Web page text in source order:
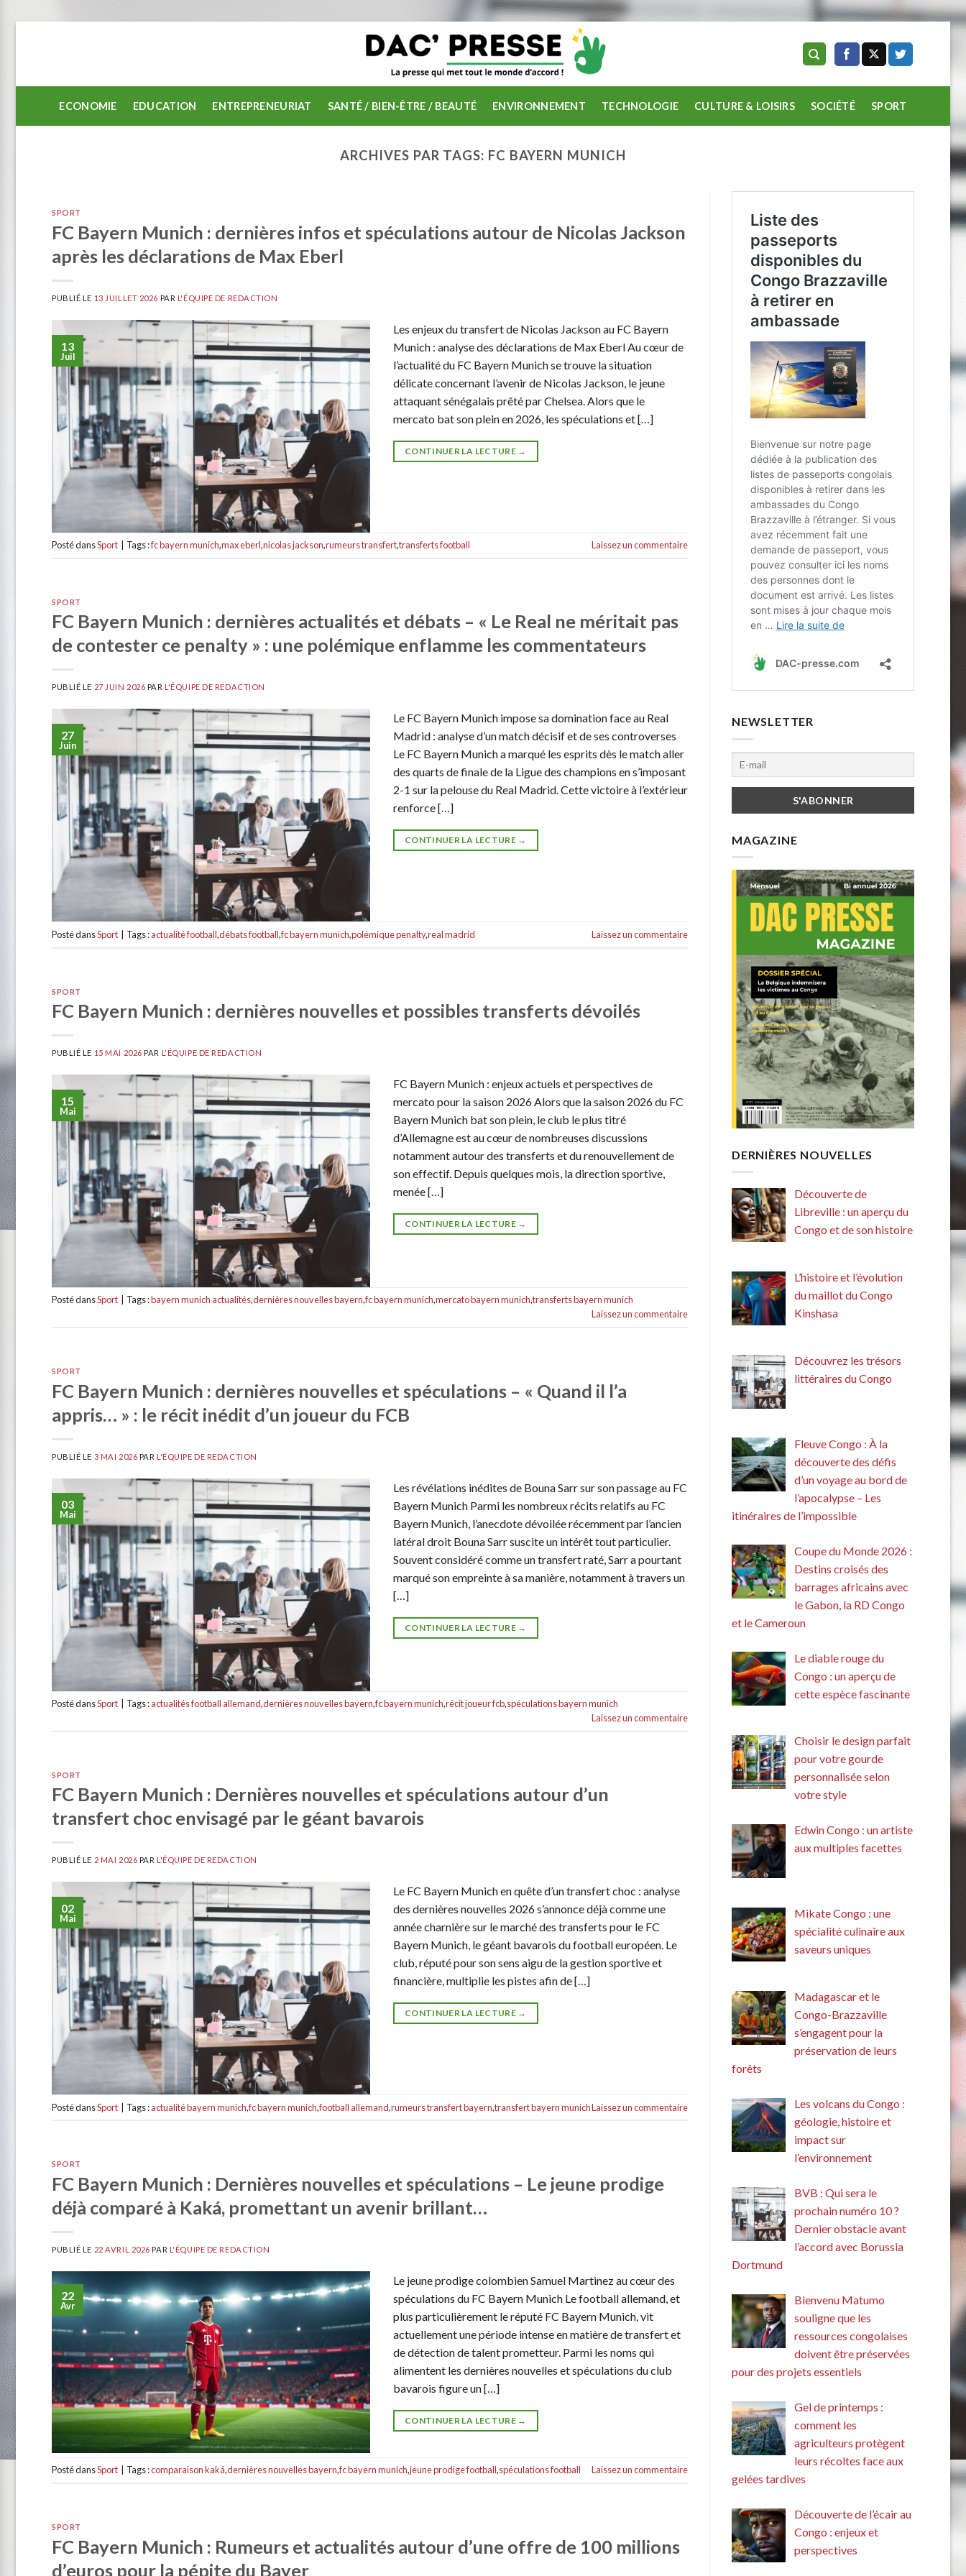
ECONOMIE EDUCATION ENTREPRENEURIAT SANTÉ / BIEN-ÊTRE / BEAUTÉ ENVIRONNEMENT TECHNOLOGIE CULTURE & LOISIRS SOCIÉTÉ SPORT
ARCHIVES PAR TAGS: FC BAYERN MUNICH
SPORT
FC Bayern Munich : dernières infos et spéculations autour de Nicolas Jackson
après les déclarations de Max Eberl
PUBLIÉ LE 13 JUILLET 2026 PAR L'ÉQUIPE DE REDACTION
13
Juil
Les enjeux du transfert de Nicolas Jackson au FC Bayern
Munich : analyse des déclarations de Max Eberl Au cœur de
l’actualité du FC Bayern Munich se trouve la situation
délicate concernant l’avenir de Nicolas Jackson, le jeune
attaquant sénégalais prêté par Chelsea. Alors que le
mercato bat son plein en 2026, les spéculations et […]
CONTINUER LA LECTURE →
Posté dansSport Tags :fc bayern munich,max eberl,nicolas jackson,rumeurs transfert,transferts football Laissez un commentaire
SPORT
FC Bayern Munich : dernières actualités et débats – « Le Real ne méritait pas
de contester ce penalty » : une polémique enflamme les commentateurs
PUBLIÉ LE 27 JUIN 2026 PARL'ÉQUIPE DE REDACTION
27
Juin
Le FC Bayern Munich impose sa domination face au Real
Madrid : analyse d’un match décisif et de ses controverses
Le FC Bayern Munich a marqué les esprits dès le match aller
des quarts de finale de la Ligue des champions en s’imposant
2-1 sur la pelouse du Real Madrid. Cette victoire à l’extérieur
renforce […]
CONTINUER LA LECTURE →
Posté dansSport Tags :actualité football,débats football,fc bayern munich,polémique penalty,real madrid Laissez un commentaire
SPORT
FC Bayern Munich : dernières nouvelles et possibles transferts dévoilés
PUBLIÉ LE 15 MAI 2026 PAR L'ÉQUIPE DE REDACTION
15
Mai
FC Bayern Munich : enjeux actuels et perspectives de
mercato pour la saison 2026 Alors que la saison 2026 du FC
Bayern Munich bat son plein, le club le plus titré
d’Allemagne est au cœur de nombreuses discussions
notamment autour des transferts et du renouvellement de
son effectif. Depuis quelques mois, la direction sportive,
menée […]
CONTINUER LA LECTURE →
Posté dansSport Tags :bayern munich actualités,dernières nouvelles bayern,fc bayern munich,mercato bayern munich,transferts bayern munich
Laissez un commentaire
SPORT
FC Bayern Munich : dernières nouvelles et spéculations – « Quand il l’a
appris… » : le récit inédit d’un joueur du FCB
PUBLIÉ LE 3 MAI 2026 PARL'ÉQUIPE DE REDACTION
03
Mai
Les révélations inédites de Bouna Sarr sur son passage au FC
Bayern Munich Parmi les nombreux récits relatifs au FC
Bayern Munich, l’anecdote dévoilée récemment par l’ancien
latéral droit Bouna Sarr suscite un intérêt tout particulier.
Souvent considéré comme un transfert raté, Sarr a pourtant
marqué son empreinte à sa manière, notamment à travers un
[…]
CONTINUER LA LECTURE →
Posté dansSport Tags :actualités football allemand,dernières nouvelles bayern,fc bayern munich,récit joueur fcb,spéculations bayern munich
Laissez un commentaire
SPORT
FC Bayern Munich : Dernières nouvelles et spéculations autour d’un
transfert choc envisagé par le géant bavarois
PUBLIÉ LE 2 MAI 2026 PARL'ÉQUIPE DE REDACTION
02
Mai
Le FC Bayern Munich en quête d’un transfert choc : analyse
des dernières nouvelles 2026 s’annonce déjà comme une
année charnière sur le marché des transferts pour le FC
Bayern Munich, le géant bavarois du football européen. Le
club, réputé pour son sens aigu de la gestion sportive et
financière, multiplie les pistes afin de […]
CONTINUER LA LECTURE →
Posté dansSport Tags :actualité bayern munich,fc bayern munich,football allemand,rumeurs transfert bayern,transfert bayern munichLaissez un commentaire
SPORT
FC Bayern Munich : Dernières nouvelles et spéculations – Le jeune prodige
déjà comparé à Kaká, promettant un avenir brillant…
PUBLIÉ LE 22 AVRIL 2026 PAR L'ÉQUIPE DE REDACTION
22
Avr
Le jeune prodige colombien Samuel Martinez au cœur des
spéculations du FC Bayern Munich Le football allemand, et
plus particulièrement le réputé FC Bayern Munich, vit
actuellement une période intense en matière de transfert et
de détection de talent prometteur. Parmi les noms qui
alimentent les dernières nouvelles et spéculations du club
bavarois figure un […]
CONTINUER LA LECTURE →
Posté dansSport Tags :comparaison kaká,dernières nouvelles bayern,fc bayern munich,jeune prodige football,spéculations football Laissez un commentaire
SPORT
FC Bayern Munich : Rumeurs et actualités autour d’une offre de 100 millions
d’euros pour la pépite du Bayer
NEWSLETTER
MAGAZINE
DERNIÈRES NOUVELLES
Découverte de
Libreville : un aperçu du
Congo et de son histoire
L’histoire et l’évolution
du maillot du Congo
Kinshasa
Découvrez les trésors
littéraires du Congo
Fleuve Congo : À la
découverte des défis
d’un voyage au bord de
l’apocalypse – Les
itinéraires de l’impossible
Coupe du Monde 2026 :
Destins croisés des
barrages africains avec
le Gabon, la RD Congo
et le Cameroun
Le diable rouge du
Congo : un aperçu de
cette espèce fascinante
Choisir le design parfait
pour votre gourde
personnalisée selon
votre style
Edwin Congo : un artiste
aux multiples facettes
Mikate Congo : une
spécialité culinaire aux
saveurs uniques
Madagascar et le
Congo-Brazzaville
s’engagent pour la
préservation de leurs
forêts
Les volcans du Congo :
géologie, histoire et
impact sur
l’environnement
BVB : Qui sera le
prochain numéro 10 ?
Dernier obstacle avant
l’accord avec Borussia
Dortmund
Bienvenu Matumo
souligne que les
ressources congolaises
doivent être préservées
pour des projets essentiels
Gel de printemps :
comment les
agriculteurs protègent
leurs récoltes face aux
gelées tardives
Découverte de l’écair au
Congo : enjeux et
perspectives